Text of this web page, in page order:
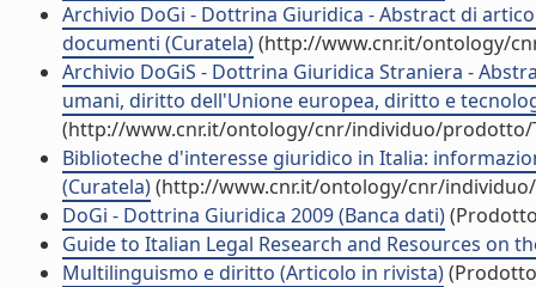
Archivio DoGi - Dottrina Giuridica - Abstract di
documenti (Curatela)(http://www.cnr.it/ontology/
Archivio DoGiS - Dottrina Giuridica Straniera -
umani, diritto dell'Unione europea, diritto e
(http://www.cnr.it/ontology/cnr/individuo/prodotto/
Biblioteche d'interesse giuridico in Italia:
(Curatela)(http://www.cnr.it/ontology/cnr/
DoGi - Dottrina Giuridica 2009 (Banca dati)
Guide to Italian Legal Research and Resources on
Multilinguismo e diritto (Articolo in rivista)